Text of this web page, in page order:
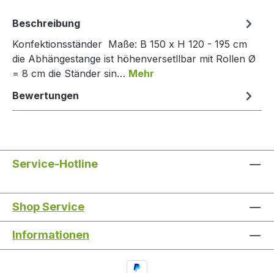
Beschreibung
Konfektionsständer Maße: B 150 x H 120 - 195 cm
die Abhängestange ist höhenversetllbar mit Rollen Ø
= 8 cm die Ständer sin… Mehr
Bewertungen
Service-Hotline
Shop Service
Informationen